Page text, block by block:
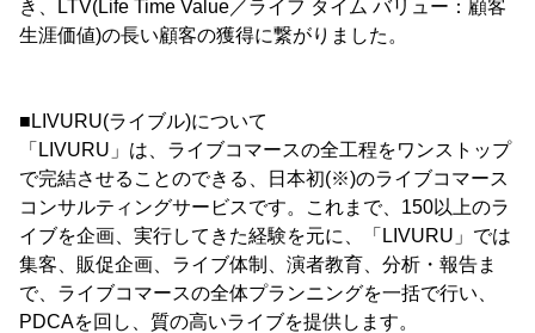
き、LTV(Life Time Value／ライフ タイム バリュー：顧客
生涯価値)の長い顧客の獲得に繋がりました。
■LIVURU(ライブル)について
「LIVURU」は、ライブコマースの全工程をワンストップ
で完結させることのできる、日本初(※)のライブコマース
コンサルティングサービスです。これまで、150以上のラ
イブを企画、実行してきた経験を元に、「LIVURU」では
集客、販促企画、ライブ体制、演者教育、分析・報告ま
で、ライブコマースの全体プランニングを一括で行い、
PDCAを回し、質の高いライブを提供します。